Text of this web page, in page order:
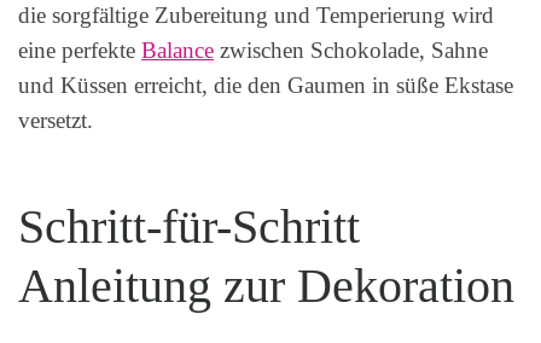
die sorgfältige Zubereitung und Temperierung wird
eine perfekte Balance zwischen Schokolade, Sahne
und Küssen erreicht, die den Gaumen in süße Ekstase
versetzt.
Schritt-für-Schritt
Anleitung zur Dekoration